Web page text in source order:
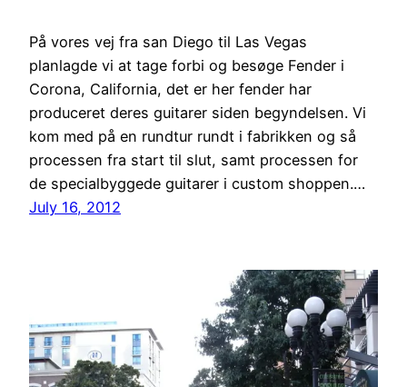
På vores vej fra san Diego til Las Vegas
planlagde vi at tage forbi og besøge Fender i
Corona, California, det er her fender har
produceret deres guitarer siden begyndelsen. Vi
kom med på en rundtur rundt i fabrikken og så
processen fra start til slut, samt processen for
de specialbyggede guitarer i custom shoppen.…
July 16, 2012